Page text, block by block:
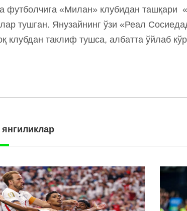
футболчига «Милан» клубидан ташқари
тушган. Янузайнинг ўзи «Реал
клубдан таклиф тушса, албатта ўйлаб